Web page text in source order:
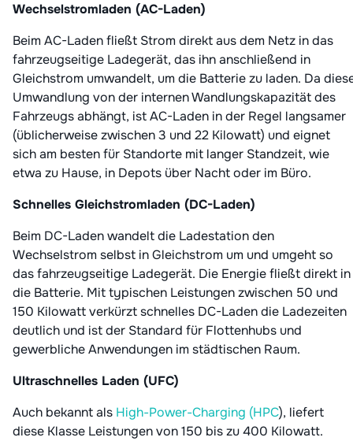
Wechselstromladen (AC-Laden)
Beim AC-Laden fließt Strom direkt aus dem Netz in das
fahrzeugseitige Ladegerät, das ihn anschließend in
Gleichstrom umwandelt, um die Batterie zu laden. Da
Umwandlung von der internen Wandlungskapazität des
Fahrzeugs abhängt, ist AC-Laden in der Regel langsamer
(üblicherweise zwischen 3 und 22 Kilowatt) und eignet
sich am besten für Standorte mit langer Standzeit, wie
etwa zu Hause, in Depots über Nacht oder im Büro.
Schnelles Gleichstromladen (DC-Laden)
Beim DC-Laden wandelt die Ladestation den
Wechselstrom selbst in Gleichstrom um und umgeht so
das fahrzeugseitige Ladegerät. Die Energie fließt direkt in
die Batterie. Mit typischen Leistungen zwischen 50 und
150 Kilowatt verkürzt schnelles DC-Laden die Ladezeiten
deutlich und ist der Standard für Flottenhubs und
gewerbliche Anwendungen im städtischen Raum.
Ultraschnelles Laden (UFC)
Auch bekannt als High-Power-Charging (HPC), liefert
diese Klasse Leistungen von 150 bis zu 400 Kilowatt.